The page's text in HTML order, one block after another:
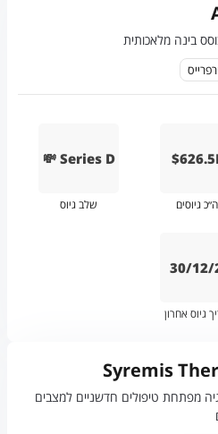
בינה מלאכותית
גיוסים
💸 Series D
שלב גיוס
30/12/
גיוס אחרון
Syremis
מפתחת טיפולים חדשניים למצבים